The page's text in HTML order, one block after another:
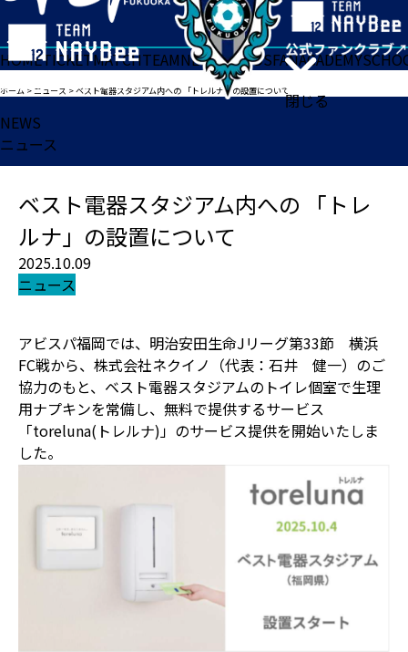
閉じる
HOMETICKETMATCHTEAMNEWSGOODSFANACADEMY
ホーム >ニュース >ベスト電器スタジアム内への 「トレルナ」の設置について
NEWS
ニュース
ベスト電器スタジアム内への 「トレ
ルナ」の設置について
2025.10.09
ニュース
アビスパ福岡では、明治安田生命Jリーグ第33節 横浜
FC戦から、株式会社ネクイノ（代表：石井 健一）のご
協力のもと、ベスト電器スタジアムのトイレ個室で生理
用ナプキンを常備し、無料で提供するサービス
「toreluna(トレルナ)」のサービス提供を開始いたしま
した。